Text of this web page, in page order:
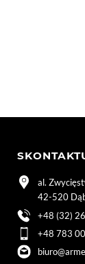
al.
42-520
+48 (32)
+48 783